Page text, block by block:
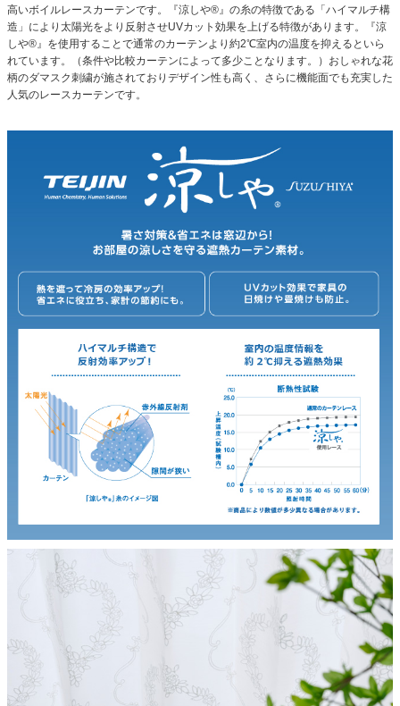
高いボイルレースカーテンです。『涼しや®』の糸の特徴である「ハイマルチ構
造」により太陽光をより反射させUVカット効果を上げる特徴があります。『涼
しや®』を使用することで通常のカーテンより約2℃室内の温度を抑えるといら
れています。（条件や比較カーテンによって多少ことなります。）おしゃれな花
柄のダマスク刺繍が施されておりデザイン性も高く、さらに機能面でも充実した
人気のレースカーテンです。